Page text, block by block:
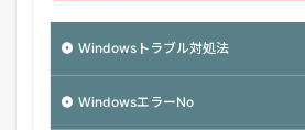
Windowsトラブル対処法
WindowsエラーNo